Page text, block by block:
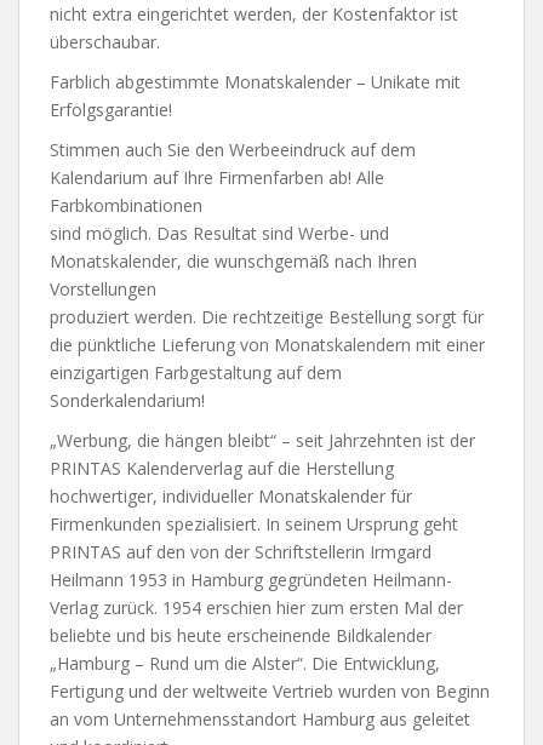
nicht extra eingerichtet werden, der Kostenfaktor ist
überschaubar.
Farblich abgestimmte Monatskalender – Unikate mit
Erfolgsgarantie!
Stimmen auch Sie den Werbeeindruck auf dem
Kalendarium auf Ihre Firmenfarben ab! Alle
Farbkombinationen
sind möglich. Das Resultat sind Werbe- und
Monatskalender, die wunschgemäß nach Ihren
Vorstellungen
produziert werden. Die rechtzeitige Bestellung sorgt für
die pünktliche Lieferung von Monatskalendern mit einer
einzigartigen Farbgestaltung auf dem
Sonderkalendarium!
„Werbung, die hängen bleibt“ – seit Jahrzehnten ist der
PRINTAS Kalenderverlag auf die Herstellung
hochwertiger, individueller Monatskalender für
Firmenkunden spezialisiert. In seinem Ursprung geht
PRINTAS auf den von der Schriftstellerin Irmgard
Heilmann 1953 in Hamburg gegründeten Heilmann-
Verlag zurück. 1954 erschien hier zum ersten Mal der
beliebte und bis heute erscheinende Bildkalender
„Hamburg – Rund um die Alster“. Die Entwicklung,
Fertigung und der weltweite Vertrieb wurden von Beginn
an vom Unternehmensstandort Hamburg aus geleitet